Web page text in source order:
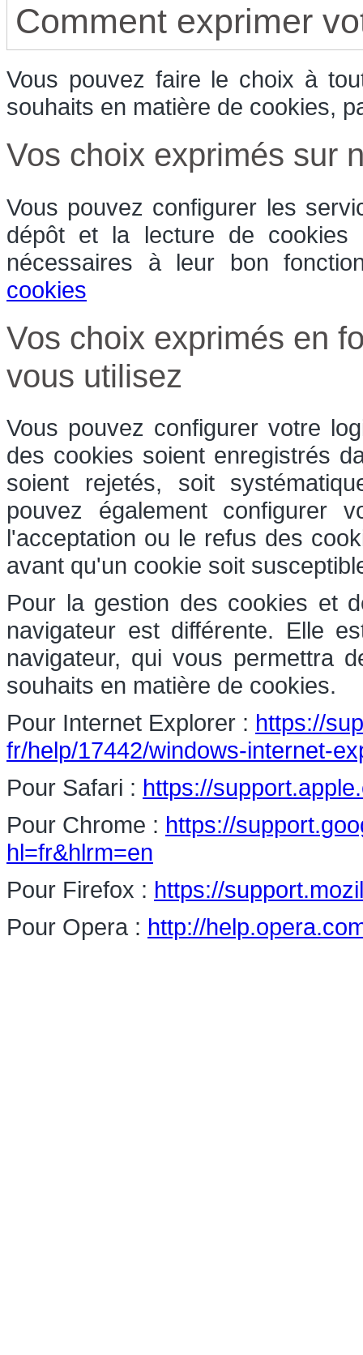
Comment exprimer
Vous pouvez faire le choix à
souhaits en matière de cookies,
Vos choix exprimés sur
Vous pouvez configurer les
dépôt et la lecture de cookies
nécessaires à leur bon
cookies
Vos choix exprimés en
vous utilisez
Vous pouvez configurer votre
des cookies soient enregistrés
soient rejetés, soit
pouvez également configurer
l'acceptation ou le refus des
avant qu'un cookie soit
Pour la gestion des cookies et
navigateur est différente. Elle
navigateur, qui vous permettra
souhaits en matière de cookies.
Pour Internet Explorer : https://
fr/help/17442/windows-internet-
Pour Safari : https://
Pour Chrome : https://
hl=fr&hlrm=en
Pour Firefox : https://
Pour Opera : http://